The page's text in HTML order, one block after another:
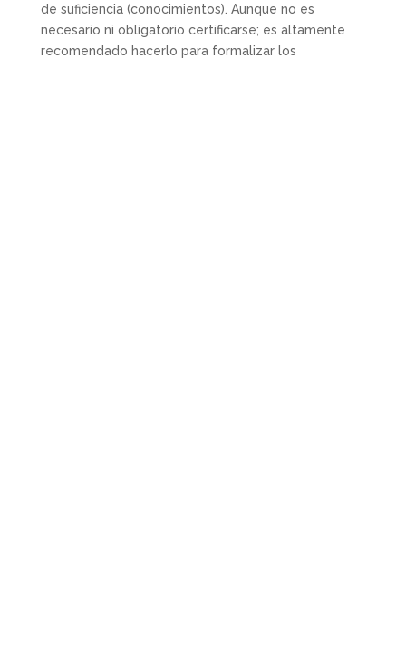
de suficiencia (conocimientos). Aunque no es
necesario ni obligatorio certificarse; es altamente
recomendado hacerlo para formalizar los